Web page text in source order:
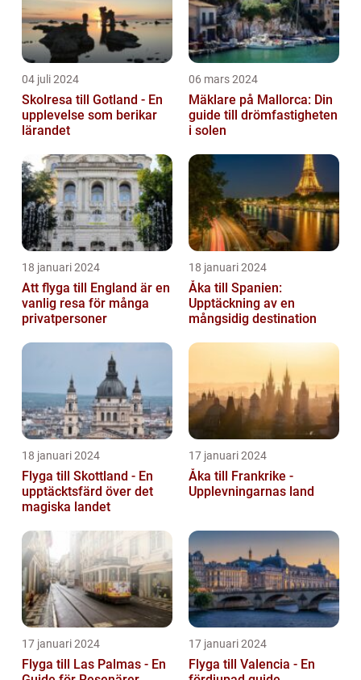
04 juli 2024
Skolresa till Gotland - En
upplevelse som berikar
lärandet
06 mars 2024
Mäklare på Mallorca: Din
guide till drömfastigheten
i solen
18 januari 2024
Att flyga till England är en
vanlig resa för många
privatpersoner
18 januari 2024
Åka till Spanien:
Upptäckning av en
mångsidig destination
18 januari 2024
Flyga till Skottland - En
upptäcktsfärd över det
magiska landet
17 januari 2024
Åka till Frankrike -
Upplevningarnas land
17 januari 2024
Flyga till Las Palmas - En
17 januari 2024
Flyga till Valencia - En